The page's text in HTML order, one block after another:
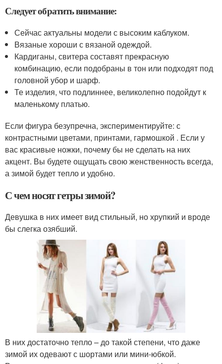
Следует обратить внимание:
Сейчас актуальны модели с высоким каблуком.
Вязаные хороши с вязаной одеждой.
Кардиганы, свитера составят прекрасную
комбинацию, если подобраны в тон или подходят под
головной убор и шарф.
Те изделия, что подлиннее, великолепно подойдут к
маленькому платью.
Если фигура безупречна, экспериментируйте: с
контрастными цветами, принтами, гармошкой . Если у
вас красивые ножки, почему бы не сделать на них
акцент. Вы будете ощущать свою женственность всегда,
а зимой будет тепло и удобно.
С чем носят гетры зимой?
Девушка в них имеет вид стильный, но хрупкий и вроде
бы слегка озябший.
В них достаточно тепло – до такой степени, что даже
зимой их одевают с шортами или мини-юбкой.